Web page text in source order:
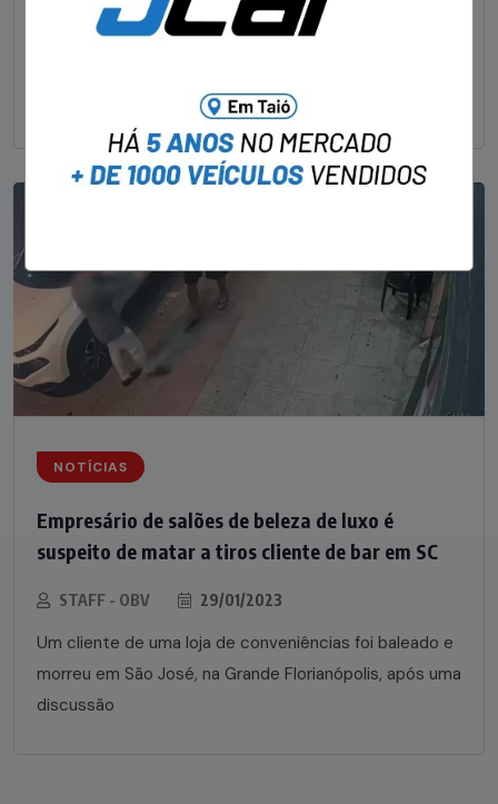
Um dos dois foragidos investigados pelo latrocínio de
NOTÍCIAS
Empresário de salões de beleza de luxo é
suspeito de matar a tiros cliente de bar em SC
STAFF - OBV 29/01/2023
Um cliente de uma loja de conveniências foi baleado e
morreu em São José, na Grande Florianópolis, após uma
discussão